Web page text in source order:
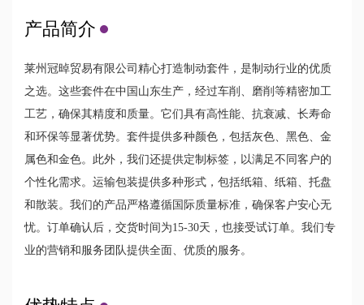
产品简介
莱州冠晫贸易有限公司精心打造制动套件，是制动行业的优质
之选。这些套件在中国山东生产，经过车削、磨削等精密加工
工艺，确保其精度和质量。它们具有高性能、抗衰减、长寿命
和环保等显著优势。套件提供多种颜色，包括灰色、黑色、金
属色和金色。此外，我们还提供定制标签，以满足不同客户的
个性化需求。运输包装提供多种形式，包括纸箱、纸箱、托盘
和散装。我们的产品严格遵循国际质量标准，确保客户安心无
忧。订单确认后，交货时间为15-30天，也接受试订单。我们专
业的营销和服务团队提供全面、优质的服务。